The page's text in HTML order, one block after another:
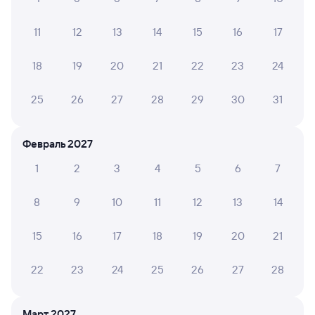
из Анапы
в Иркутск Пасс.
Дни следования ближайшие: 8, 12, 15 августа Маршрут
Плацкарт Купе
Фирменный
11 12 13 14 15 16 17
18 19 20 21 22 23 24
25 26 27 28 29 30 31
Февраль 2027
1
2 3 4 5 6 7
8 9 10 11 12 13 14
15 16 17 18 19 20 21
22 23 24 25 26 27 28